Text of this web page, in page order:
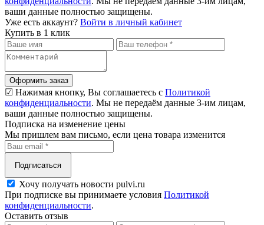
ваши данные полностью защищены.
Уже есть аккаунт? Войти в личный кабинет
Купить в 1 клик
Оформить заказ
☑ Нажимая кнопку, Вы соглашаетесь с Политикой
конфиденциальности. Мы не передаём данные 3-им лицам,
ваши данные полностью защищены.
Подписка на изменение цены
Мы пришлем вам письмо, если цена товара изменится
Подписаться
Хочу получать новости pulvi.ru
При подписке вы принимаете условия Политикой
конфиденциальности.
Оставить отзыв